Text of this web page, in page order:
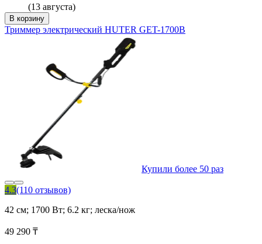
(13 августа)
В корзину
Триммер электрический HUTER GET-1700B
Купили более 50 раз
4.3(110 отзывов)
42 см; 1700 Вт; 6.2 кг; леска/нож
49 290 ₸